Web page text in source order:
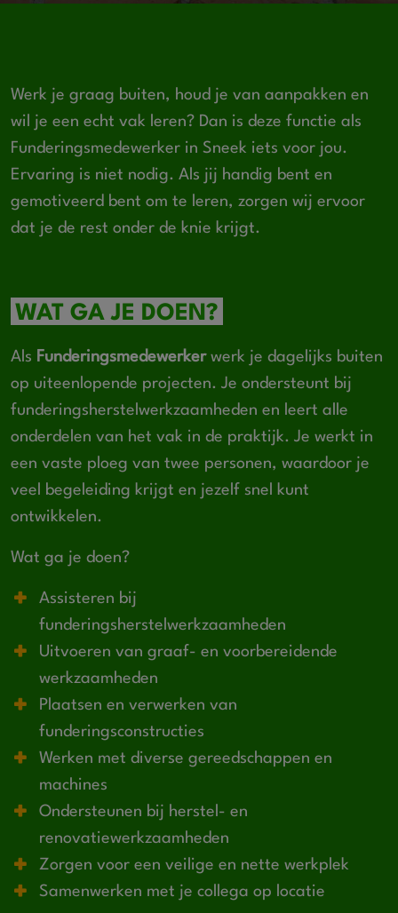
Werk je graag buiten, houd je van aanpakken en
wil je een echt vak leren? Dan is deze functie als
Funderingsmedewerker in Sneek iets voor jou.
Ervaring is niet nodig. Als jij handig bent en
gemotiveerd bent om te leren, zorgen wij ervoor
dat je de rest onder de knie krijgt.
WAT GA JE DOEN?
Als Funderingsmedewerker werk je dagelijks buiten
op uiteenlopende projecten. Je ondersteunt bij
funderingsherstelwerkzaamheden en leert alle
onderdelen van het vak in de praktijk. Je werkt in
een vaste ploeg van twee personen, waardoor je
veel begeleiding krijgt en jezelf snel kunt
ontwikkelen.
Wat ga je doen?
Assisteren bij
funderingsherstelwerkzaamheden
Uitvoeren van graaf- en voorbereidende
werkzaamheden
Plaatsen en verwerken van
funderingsconstructies
Werken met diverse gereedschappen en
machines
Ondersteunen bij herstel- en
renovatiewerkzaamheden
Zorgen voor een veilige en nette werkplek
Samenwerken met je collega op locatie